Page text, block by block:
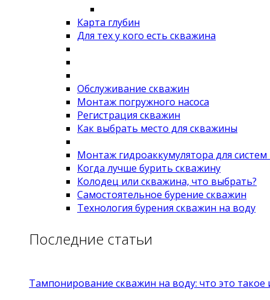
Карта глубин
Для тех у кого есть скважина
Обслуживание скважин
Монтаж погружного насоса
Регистрация скважин
Как выбрать место для скважины
Монтаж гидроаккумулятора для
Когда лучше бурить скважину
Колодец или скважина, что выбрать?
Самостоятельное бурение скважин
Технология бурения скважин на воду
Последние статьи
Тампонирование скважин на воду: что это такое